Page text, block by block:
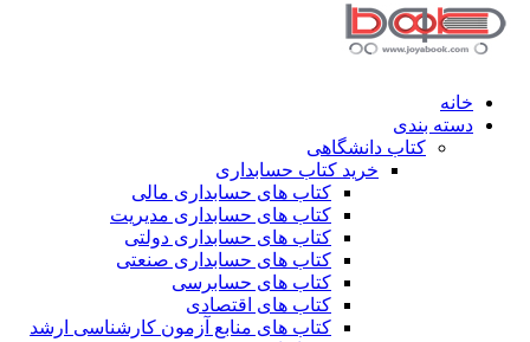
خانه
دسته بندی
کتاب دانشگاهی
خرید کتاب حسابداری
کتاب های حسابداری مالی
کتاب های حسابداری مدیریت
کتاب های حسابداری دولتی
کتاب های حسابداری صنعتی
کتاب های حسابرسی
کتاب های اقتصادی
کتاب های منابع آزمون کارشناسی ارشد